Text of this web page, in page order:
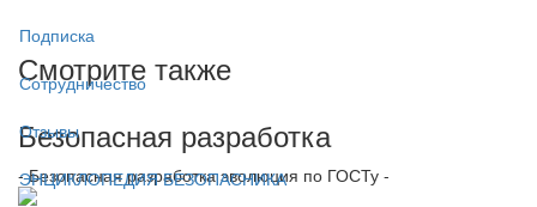
Подписка
Сотрудничество
Отзывы
ЭНЦИКЛОПЕДИЯ БЕЗОПАСНИКА
Смотрите также
Безопасная разработка
- Безопасная разработка эволюция по ГОСТу -